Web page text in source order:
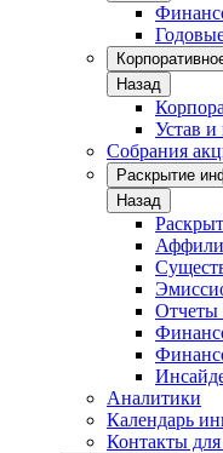
Назад
Устав
Собрания
Раскрытие
Назад
Отчеты
Аналитики
Календарь
Контакты